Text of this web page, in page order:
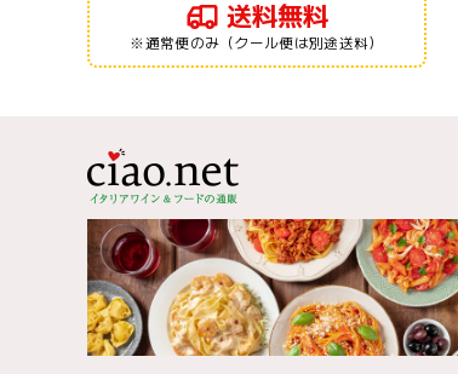
送料無料
※通常便のみ（クール便は別途送料）